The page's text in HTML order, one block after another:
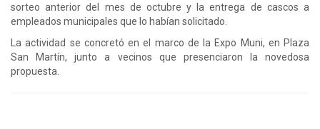
sorteo anterior del mes de octubre y la entrega de cascos a
empleados municipales que lo habían solicitado.
La actividad se concretó en el marco de la Expo Muni, en Plaza
San Martín, junto a vecinos que presenciaron la novedosa
propuesta.